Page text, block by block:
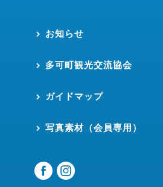
お知らせ
多可町観光交流協会
ガイドマップ
写真素材（会員専用）